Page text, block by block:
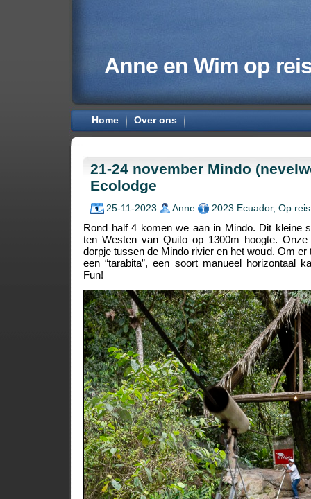
Anne en Wim op
Home Over ons
21-24 november Mindo
Ecolodge
25-11-2023 Anne 2023 Ecuador, Op reis
Rond half 4 komen we aan in Mindo. Dit kleine
ten Westen van Quito op 1300m hoogte.
dorpje tussen de Mindo rivier en het woud. Om
een “tarabita”, een soort manueel horizontaal
Fun!